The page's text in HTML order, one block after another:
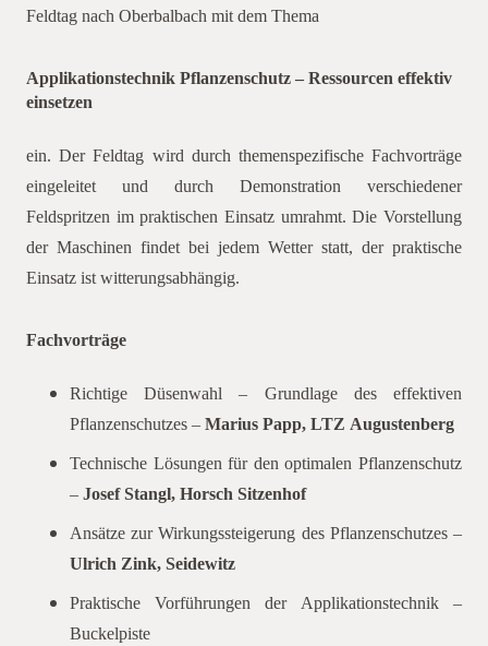
Feldtag nach Oberbalbach mit dem Thema
Applikationstechnik Pflanzenschutz – Ressourcen effektiv
einsetzen
ein. Der Feldtag wird durch themenspezifische Fachvorträge
eingeleitet und durch Demonstration verschiedener
Feldspritzen im praktischen Einsatz umrahmt. Die Vorstellung
der Maschinen findet bei jedem Wetter statt, der praktische
Einsatz ist witterungsabhängig.
Fachvorträge
Richtige Düsenwahl – Grundlage des effektiven
Pflanzenschutzes –Marius Papp, LTZ Augustenberg
Technische Lösungen für den optimalen Pflanzenschutz
–Josef Stangl, Horsch Sitzenhof
Ansätze zur Wirkungssteigerung des Pflanzenschutzes –
Ulrich Zink, Seidewitz
Praktische Vorführungen der Applikationstechnik –
Buckelpiste